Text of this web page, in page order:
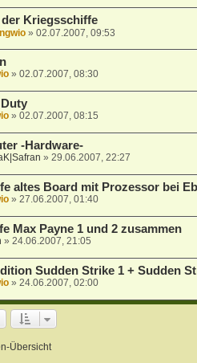
Kriegsschiffe
Ingwio» 02.07.2007, 09:53
» 02.07.2007, 08:30
» 02.07.2007, 08:15
-Hardware-
» 29.06.2007, 22:27
altes Board mit Prozessor bei
» 27.06.2007, 01:40
Max Payne 1 und 2 zusammen
» 24.06.2007, 21:05
Sudden Strike 1 + Sudden
» 24.06.2007, 02:00
Übersicht